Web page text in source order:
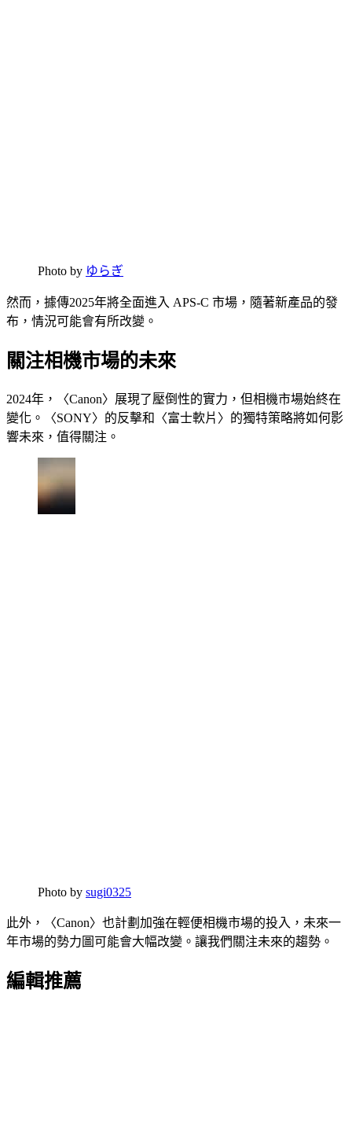
Photo by ゆらぎ
然而，據傳2025年將全面進入 APS-C 市場，隨著新產品的發
布，情況可能會有所改變。
關注相機市場的未來
2024年，〈Canon〉展現了壓倒性的實力，但相機市場始終在
變化。〈SONY〉的反擊和〈富士軟片〉的獨特策略將如何影
響未來，值得關注。
Photo by sugi0325
此外，〈Canon〉也計劃加強在輕便相機市場的投入，未來一
年市場的勢力圖可能會大幅改變。讓我們關注未來的趨勢。
編輯推薦